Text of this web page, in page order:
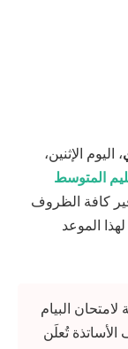
، اليوم الإثنين،
المتوسط
كافة الظروف
الموعد
لامتحان البيام
الأساتذة تُعلَن